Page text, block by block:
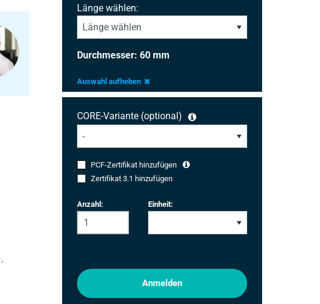
,
Länge wählen:
Durchmesser: 60 mm
Auswahl aufheben
CORE-Variante (optional)
PCF-Zertifikat hinzufügen
Zertifikat 3.1 hinzufügen
Anzahl: Einheit:
Anmelden